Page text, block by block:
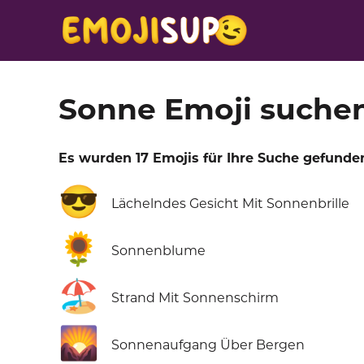
Sonne Emoji
Es wurden 17 Emojis für Ihre Suche
😎 Lächelndes Gesicht Mit Sonnenbrille
🌻 Sonnenblume
🏖️ Strand Mit Sonnenschirm
🌄 Sonnenaufgang Über Bergen